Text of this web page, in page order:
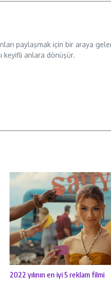
paylaşmak için bir araya
keyifli anlara dönüşür.
2022 yılının en iyi 5 reklam filmi